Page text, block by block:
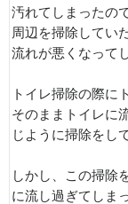
汚れてしまったの
周辺を掃除してい
流れが悪くなって
トイレ掃除の際に
そのままトイレに
じように掃除をし
しかし、この掃除
に流し過ぎてしま